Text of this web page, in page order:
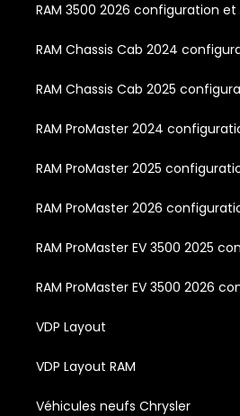
RAM 3500 2026 configuration et
RAM Chassis Cab 2024
RAM Chassis Cab 2025
RAM ProMaster 2024
RAM ProMaster 2025
RAM ProMaster 2026
RAM ProMaster EV 3500 2025
RAM ProMaster EV 3500 2026
VDP Layout
VDP Layout RAM
Véhicules neufs Chrysler